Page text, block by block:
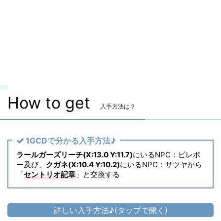
How to get 入手方法は？
1GCDで分かる入手方法♪
ラールガーズリーチ(X:13.0 Y:11.7)にいるNPC：ビレボ
ー及び、 クガネ(X:10.4 Y:10.2)にいるNPC：サツヤから
「セントリオ記章 」と交換する
詳しい入手方法♪(タップで開く)